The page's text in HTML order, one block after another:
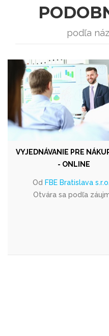
podľa
VYJEDNÁVANIE PRE
- ONLINE
Od FBE Bratislava s.r.o.
Otvára sa podľa